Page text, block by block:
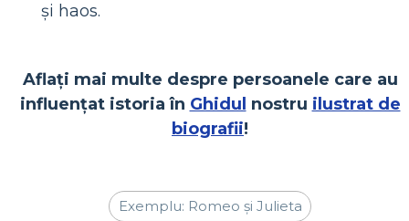
și haos.
Aflați mai multe despre persoanele care au
influențat istoria în Ghidul nostru ilustrat de
biografii!